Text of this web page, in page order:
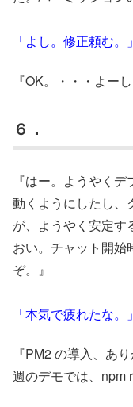
「よし。修正頼む。」
『OK。・・・よー
６．
『はー。ようやく
動くようにしたし、
が、ようやく安定す
おい。チャット開始
ぞ。』
「本気で疲れたな。」
『PM2 の導入、あ
週のデモでは、npm